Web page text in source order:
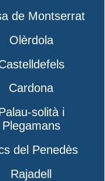
de Montserrat
Olèrdola
Cardona
solità i
Plegamans
del Penedès
Rajadell